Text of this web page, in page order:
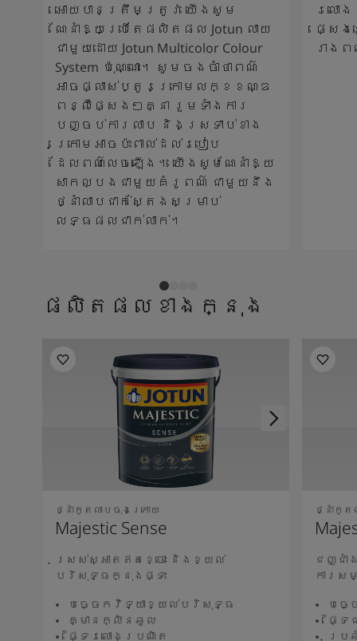
អោយបានត្រឹមត្រូវ យើងសូម
ណែនាំឱ្យប្រើតែផលិតផល Jotun លាយ
ជាមួយដោយ Jotun Multicolor Colour
System ប៉ុណ្ណោះ។ សូមចងចាំថាពណ៌
អាចផ្លាស់ប្តូរក្រោមលក្ខខណ្ឌ
ពន្លឺផ្សេងៗគ្នា រួមទាំងការ
បញ្ចប់ការលាប និងស្រទាប់ខាង
ក្រោមអាចប៉ះពាល់ដល់របៀប
ដែលពណ៌លេចឡើង។ យើងសូមណែនាំឱ្យ
សាកល្បងជាមួយគំរូពណ៌ ជាមួយនឹង
ថ្នាំលាបជាក់ស្តែងសម្រាប់
លទ្ធផលជាក់លាក់។
រលោ
ផ្សេ
រាង
ផលិតផលខាងក្នុង
ថ្នាំកូតលាបចុងក្រោយ
Majestic Sense
ស្រស់ស្អាតឥតខ្ចោះ និងខ្យល់
បរិសុទ្ធក្នុងផ្ទះ
បច្ចេកវិទ្យាខ្យល់បរិសុទ្ធ
គ្មានក្លិនឆួល
ផ្ទៃរលោងប្រណិត
ថ្នាំកូត
ជញ្ជាំ
ការស
បច្
ផ្ទ
ប្រ